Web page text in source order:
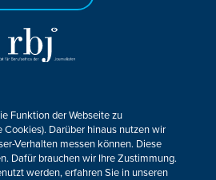
Fragen oder Anmerkungen?
SIE UNS!
Kontakt
Barrierefreiheit
Funktion der Webseite zu
Darüber hinaus nutzen wir
Verhalten messen können. Diese
Dafür brauchen wir Ihre Zustimmung.
werden, erfahren Sie in unseren